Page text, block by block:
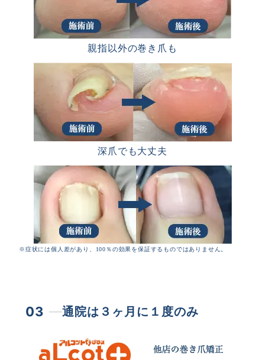
親指以外の巻き爪も
深爪でも大丈夫
※症状には個人差があり、100％の効果を保証するものではありません。
03 通院は３ヶ月に１度のみ